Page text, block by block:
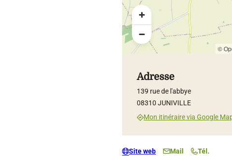
©
Adresse
139 rue de l'abbye
08310 JUNIVILLE
Mon itinéraire via Google
Site web Mail Tél.